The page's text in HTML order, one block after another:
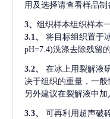
用及选择请查看样品制
3、 组织样本组织样本
3.1、
将目标组织置于
pH=7.4)洗涤去除残留
3.2、
在冰上用裂解液
决于组织的重量，一般
另外建议在裂解液中加
3.3、 可再利用超声破